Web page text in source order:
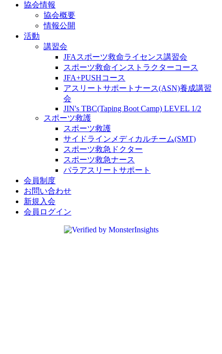
協会情報
協会概要
情報公開
活動
講習会
JFAスポーツ救命ライセンス講習会
スポーツ救命インストラクターコース
JFA+PUSHコース
アスリートサポートナース(ASN)養成講習
会
JIN's TBC(Taping Boot Camp) LEVEL 1/2
スポーツ救護
スポーツ救護
サイドラインメディカルチーム(SMT)
スポーツ救急ドクター
スポーツ救急ナース
パラアスリートサポート
会員制度
お問い合わせ
新規入会
会員ログイン